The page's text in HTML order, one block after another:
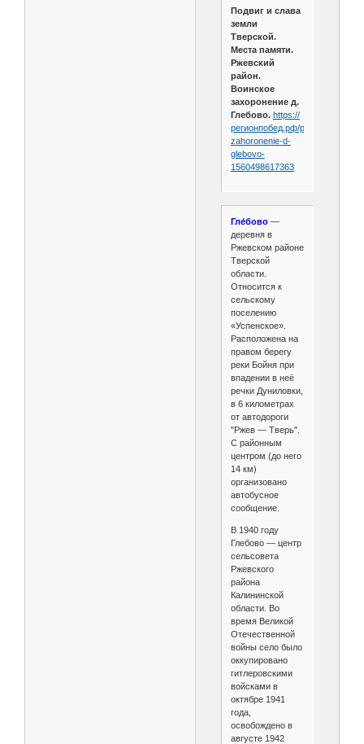
Подвиг и слава
земли
Тверской.
Места памяти.
Ржевский
район.
Воинское
захоронение д.
Глебово. https://
регионпобед.рф/places/
zahoronenie-d-
glebovo-
1560498617363
Гле́бово —
деревня в
Ржевском районе
Тверской
области.
Относится к
сельскому
поселению
«Успенское».
Расположена на
правом берегу
реки Бойня при
впадении в неё
речки Дуниловки,
в 6 километрах
от автодороги
"Ржев — Тверь".
С районным
центром (до него
14 км)
организовано
автобусное
сообщение.
В 1940 году
Глебово — центр
сельсовета
Ржевского
района
Калининской
области. Во
время Великой
Отечественной
войны село было
оккупировано
гитлеровскими
войсками в
октябре 1941
года,
освобождено в
августе 1942